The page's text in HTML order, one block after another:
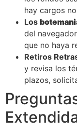
hay cargos
Los
del
que no haya
Retiros
y revisa los
plazos,